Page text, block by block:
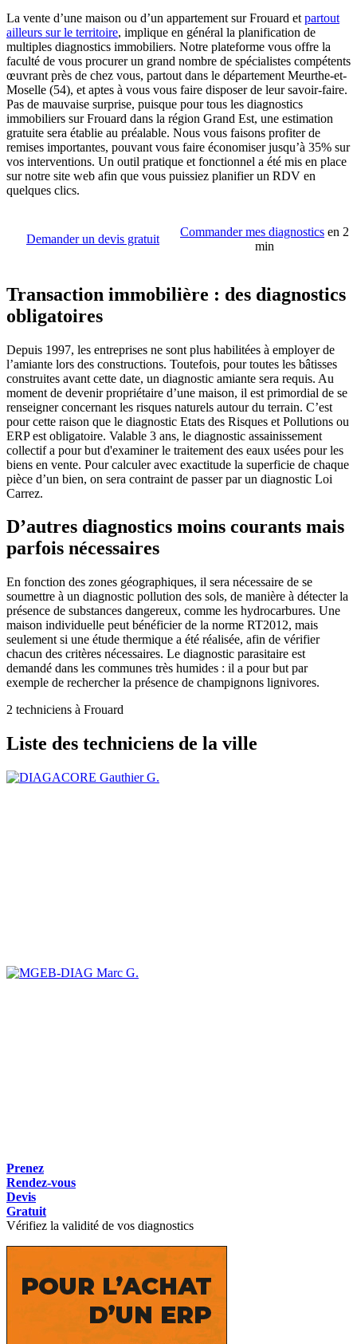
La vente d’une maison ou d’un appartement sur Frouard et partout
ailleurs sur le territoire, implique en général la planification de
multiples diagnostics immobiliers. Notre plateforme vous offre la
faculté de vous procurer un grand nombre de spécialistes compétents
œuvrant près de chez vous, partout dans le département Meurthe-et-
Moselle (54), et aptes à vous vous faire disposer de leur savoir-faire.
Pas de mauvaise surprise, puisque pour tous les diagnostics
immobiliers sur Frouard dans la région Grand Est, une estimation
gratuite sera établie au préalable. Nous vous faisons profiter de
remises importantes, pouvant vous faire économiser jusqu’à 35% sur
vos interventions. Un outil pratique et fonctionnel a été mis en place
sur notre site web afin que vous puissiez planifier un RDV en
quelques clics.
Demander un devis gratuit
Commander mes diagnostics en 2
min
Transaction immobilière : des diagnostics
obligatoires
Depuis 1997, les entreprises ne sont plus habilitées à employer de
l’amiante lors des constructions. Toutefois, pour toutes les bâtisses
construites avant cette date, un diagnostic amiante sera requis. Au
moment de devenir propriétaire d’une maison, il est primordial de se
renseigner concernant les risques naturels autour du terrain. C’est
pour cette raison que le diagnostic Etats des Risques et Pollutions ou
ERP est obligatoire. Valable 3 ans, le diagnostic assainissement
collectif a pour but d'examiner le traitement des eaux usées pour les
biens en vente. Pour calculer avec exactitude la superficie de chaque
pièce d’un bien, on sera contraint de passer par un diagnostic Loi
Carrez.
D’autres diagnostics moins courants mais
parfois nécessaires
En fonction des zones géographiques, il sera nécessaire de se
soumettre à un diagnostic pollution des sols, de manière à détecter la
présence de substances dangereux, comme les hydrocarbures. Une
maison individuelle peut bénéficier de la norme RT2012, mais
seulement si une étude thermique a été réalisée, afin de vérifier
chacun des critères nécessaires. Le diagnostic parasitaire est
demandé dans les communes très humides : il a pour but par
exemple de rechercher la présence de champignons lignivores.
2 techniciens à Frouard
Liste des techniciens de la ville
Gauthier G.
Marc G.
Prenez
Rendez-vous
Devis
Gratuit
Vérifiez la validité de vos diagnostics